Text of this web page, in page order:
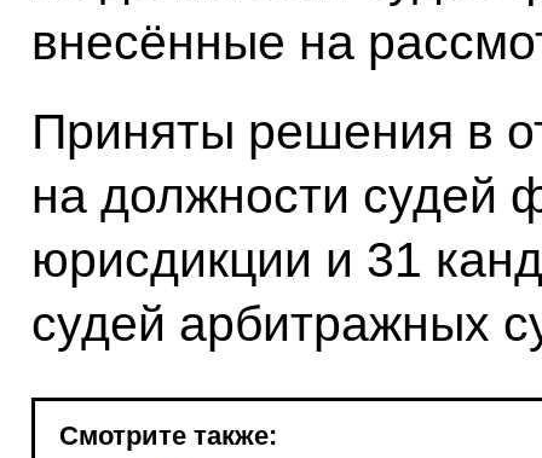
внесённые на
Приняты решения в
на должности судей
юрисдикции и 31
судей арбитражных
Смотрите также: